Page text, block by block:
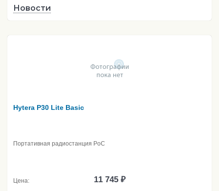
Новости
Hytera P30 Lite Basic
Портативная радиостанция PoC
Цена: 11 745 ₽